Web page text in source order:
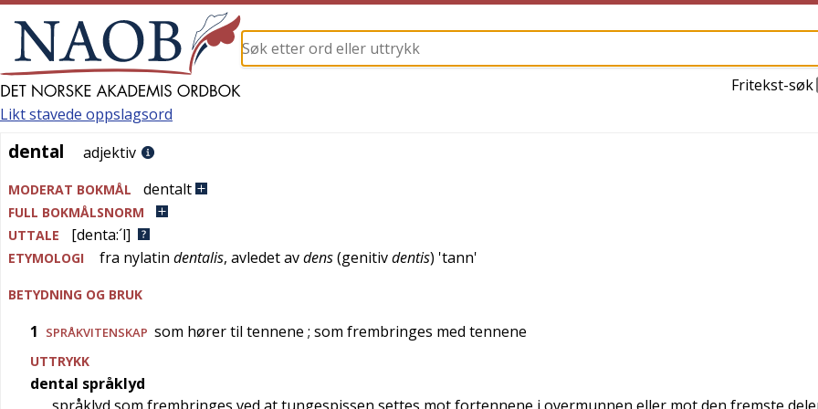
Fritekst-søk
dental
Likt stavede oppslagsord
dental adjektiv
MODERAT BOKMÅL dentalt
FULL BOKMÅLSNORM
UTTALE
[denta:´l]
ETYMOLOGI fra nylatin dentalis, avledet avdens(genitivdentis) 'tann'
BETYDNING OG BRUK
1 SPRÅKVITENSKAP som hører til tennene ; som frembringes med tennene
UTTRYKK
dental språklyd
språklyd som frembringes ved at tungespissen settes mot fortennene i overmunnen eller mot den fremste